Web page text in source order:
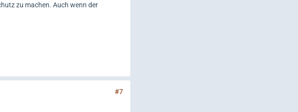
zu machen. Auch wenn der
#7